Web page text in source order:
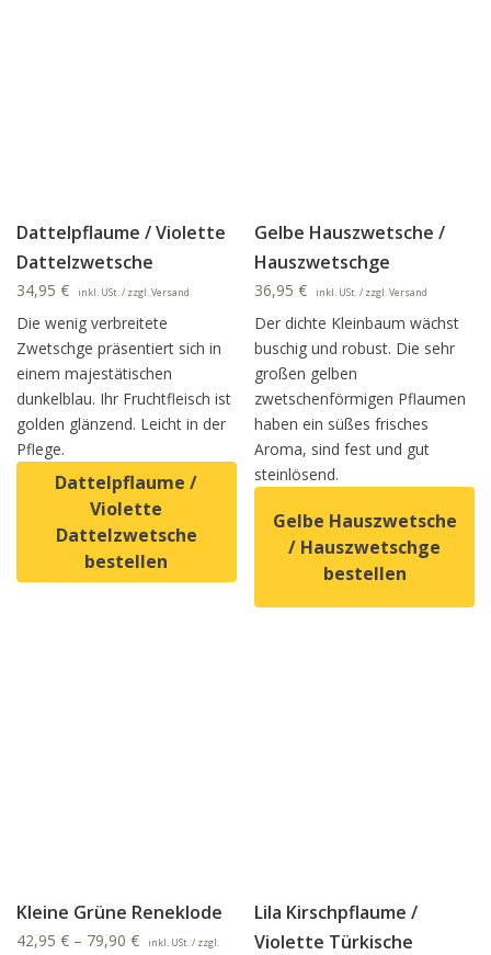
Dattelpflaume / Violette
Dattelzwetsche
34,95 € inkl. USt. / zzgl. Versand
Die wenig verbreitete
Zwetschge präsentiert sich in
einem majestätischen
dunkelblau. Ihr Fruchtfleisch ist
golden glänzend. Leicht in der
Pflege.
Dattelpflaume /
Violette
Dattelzwetsche
bestellen
Gelbe Hauszwetsche /
Hauszwetschge
36,95€ inkl. USt. / zzgl. Versand
Der dichte Kleinbaum wächst
buschig und robust. Die sehr
großen gelben
zwetschenförmigen Pflaumen
haben ein süßes frisches
Aroma, sind fest und gut
steinlösend.
Gelbe Hauszwetsche
/ Hauszwetschge
bestellen
Kleine Grüne Reneklode
42,95 € – 79,90 €
inkl. USt. / zzgl.
Lila Kirschpflaume /
Violette Türkische